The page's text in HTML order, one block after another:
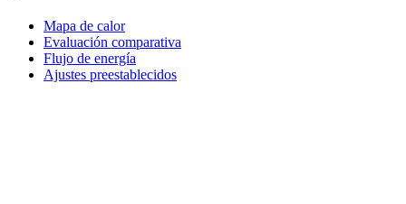
Mapa de calor
Evaluación comparativa
Flujo de energía
Ajustes preestablecidos